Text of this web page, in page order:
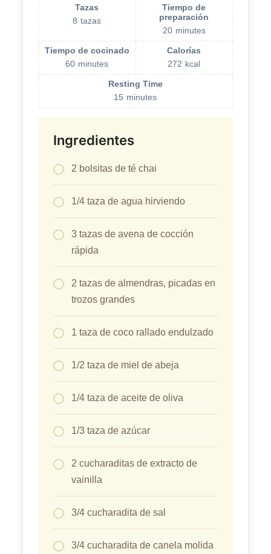
Tazas
8 tazas
Tiempo de
preparación
20 minutes
Tiempo de cocinado
60 minutes
Calorías
272 kcal
Resting Time
15 minutes
Ingredientes
2 bolsitas de té chai
1/4 taza de agua hirviendo
3 tazas de avena de cocción
rápida
2 tazas de almendras, picadas en
trozos grandes
1 taza de coco rallado endulzado
1/2 taza de miel de abeja
1/4 taza de aceite de oliva
1/3 taza de azúcar
2 cucharaditas de extracto de
vainilla
3/4 cucharadita de sal
3/4 cucharadita de canela molida